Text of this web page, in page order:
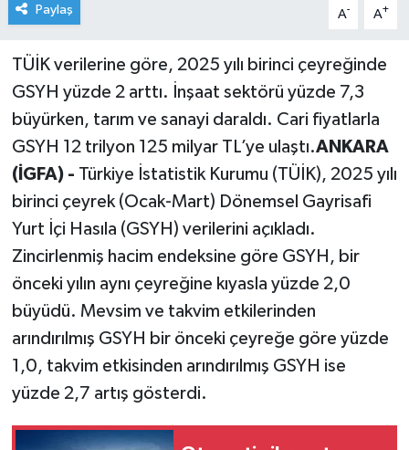
Paylaş A- A+
TÜİK verilerine göre, 2025 yılı birinci çeyreğinde
GSYH yüzde 2 arttı. İnşaat sektörü yüzde 7,3
büyürken, tarım ve sanayi daraldı. Cari fiyatlarla
GSYH 12 trilyon 125 milyar TL’ye ulaştı.ANKARA
(İGFA) - Türkiye İstatistik Kurumu (TÜİK), 2025 yılı
birinci çeyrek (Ocak-Mart) Dönemsel Gayrisafi
Yurt İçi Hasıla (GSYH) verilerini açıkladı.
Zincirlenmiş hacim endeksine göre GSYH, bir
önceki yılın aynı çeyreğine kıyasla yüzde 2,0
büyüdü. Mevsim ve takvim etkilerinden
arındırılmış GSYH bir önceki çeyreğe göre yüzde
1,0, takvim etkisinden arındırılmış GSYH ise
yüzde 2,7 artış gösterdi.